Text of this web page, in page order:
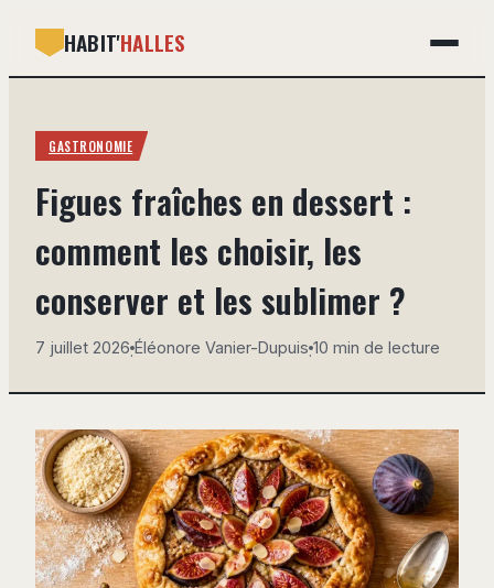
HABIT'HALLES
BRICOLAGE
DÉCO
IMMOBILIER
MAISON
GASTRONOMIE
Figues fraîches en dessert :
comment les choisir, les
conserver et les sublimer ?
7 juillet 2026·Éléonore Vanier-Dupuis·10 min de lecture